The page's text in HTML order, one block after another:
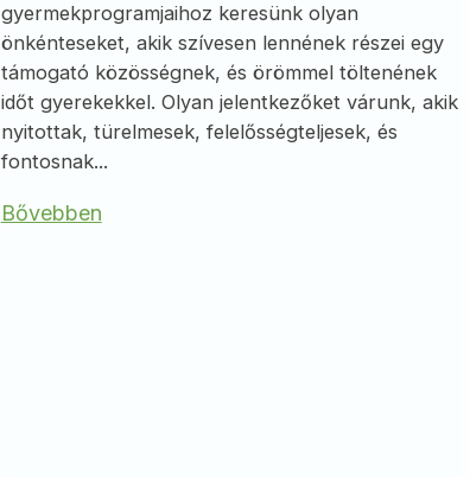
gyermekprogramjaihoz keresünk olyan
önkénteseket, akik szívesen lennének részei egy
támogató közösségnek, és örömmel töltenének
időt gyerekekkel. Olyan jelentkezőket várunk, akik
nyitottak, türelmesek, felelősségteljesek, és
fontosnak...
Bővebben